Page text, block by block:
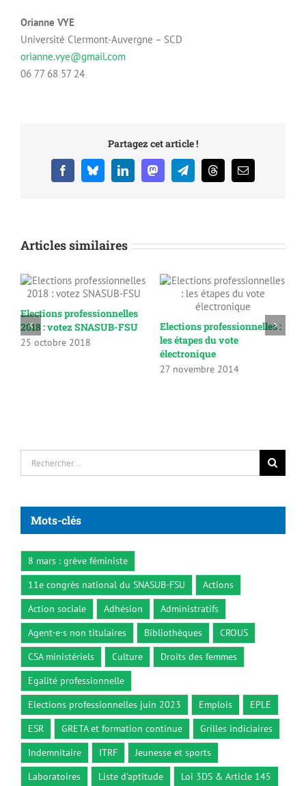
Orianne VYE
Université Clermont-Auvergne – SCD
orianne.vye@gmail.com
06 77 68 57 24
Partagez cet article !
FacebookBlueskyLinkedInMastodonTelegramThreadsEmail
Articles similaires
Elections professionnelles
2018 : votez SNASUB-FSU
25 octobre 2018
Elections professionnelles :
les étapes du vote
électronique
27 novembre 2014
Rechercher:
Mots-clés
8 mars : grève féministe
11e congrès national du SNASUB-FSU
Actions
Action sociale
Adhésion
Administratifs
Agent·e·s non titulaires
Bibliothèques
CROUS
CSA ministériels
Culture
Droits des femmes
Egalité professionnelle
Elections professionnelles juin 2023
Emplois
EPLE
ESR
GRETA et formation continue
Grilles indiciaires
Indemnitaire
ITRF
Jeunesse et sports
Laboratoires
Liste d'aptitude Loi 3DS & Article 145